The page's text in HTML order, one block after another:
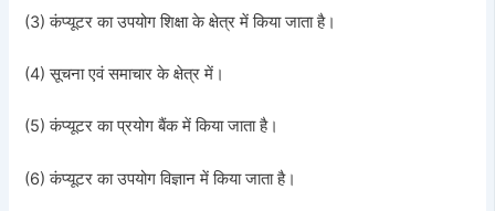
(3) कंप्यूटर का उपयोग शिक्षा के क्षेत्र में किया जाता है।
(4) सूचना एवं समाचार के क्षेत्र में।
(5) कंप्यूटर का प्रयोग बैंक में किया जाता है।
(6) कंप्यूटर का उपयोग विज्ञान में किया जाता है।